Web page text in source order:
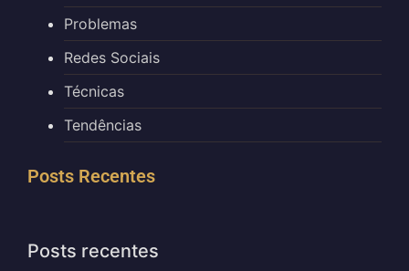
Problemas
Redes Sociais
Técnicas
Tendências
Posts Recentes
Posts recentes